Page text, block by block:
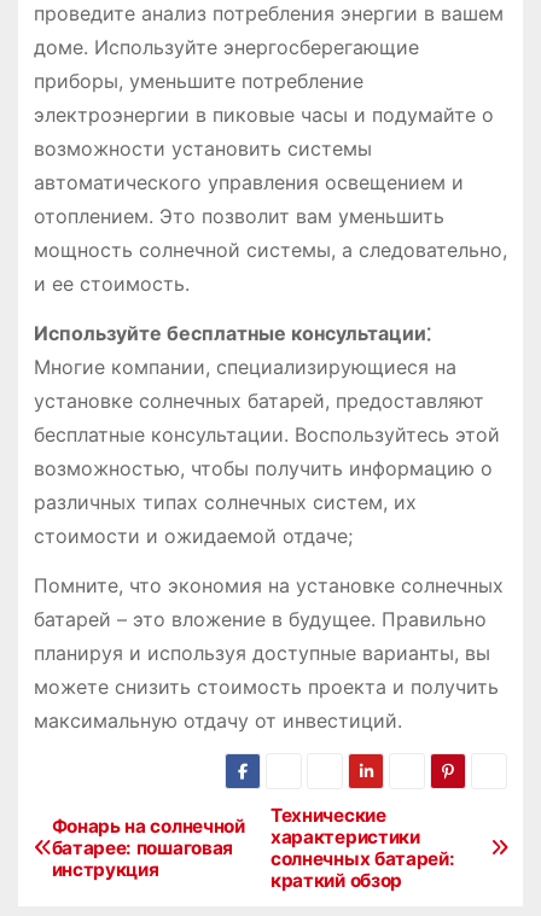
проведите анализ потребления энергии в вашем
доме. Используйте энергосберегающие
приборы, уменьшите потребление
электроэнергии в пиковые часы и подумайте о
возможности установить системы
автоматического управления освещением и
отоплением. Это позволит вам уменьшить
мощность солнечной системы, а следовательно,
и ее стоимость.
Используйте бесплатные консультации⁚
Многие компании, специализирующиеся на
установке солнечных батарей, предоставляют
бесплатные консультации. Воспользуйтесь этой
возможностью, чтобы получить информацию о
различных типах солнечных систем, их
стоимости и ожидаемой отдаче;
Помните, что экономия на установке солнечных
батарей – это вложение в будущее. Правильно
планируя и используя доступные варианты, вы
можете снизить стоимость проекта и получить
максимальную отдачу от инвестиций.
Н
Технические
характеристики
солнечных батарей:
краткий обзор
Фонарь на солнечной
батарее: пошаговая
инструкция